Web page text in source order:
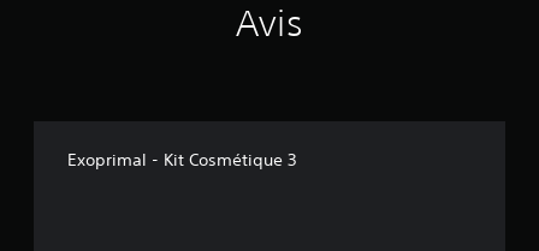
Avis
Exoprimal - Kit Cosmétique 3